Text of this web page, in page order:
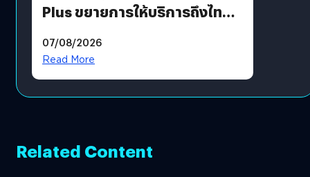
Plus ขยายการให้บริการถึงไทย
โดยตรง
07/08/2026
Read More
Related Content